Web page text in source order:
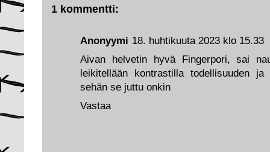
1 kommentti:
Anonyymi 18. huhtikuuta 2023 klo 15.33
Aivan helvetin hyvä Fingerpori, sai
leikitellään kontrastilla todellisuuden
sehän se juttu onkin
Vastaa